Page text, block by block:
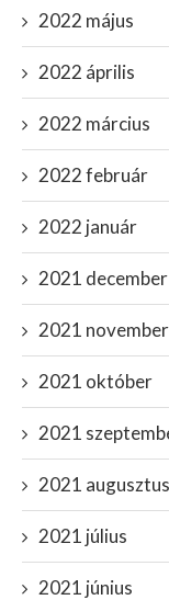
2022 május
2022 április
2022 március
2022 február
2022 január
2021 december
2021 november
2021 október
2021
2021 augusztus
2021 július
2021 június